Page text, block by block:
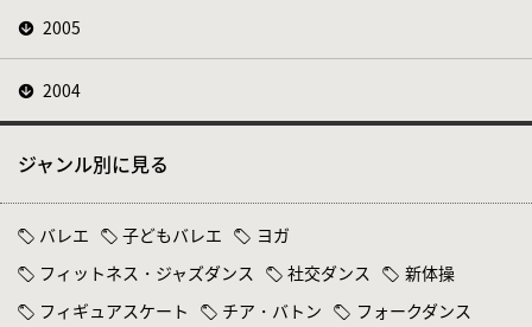
2005
2004
ジャンル別に見る
バレエ 子どもバレエ
ヨガ
フィットネス・ジャズダンス
社交ダンス
新体操
フィギュアスケート
チア・バトン
フォークダンス